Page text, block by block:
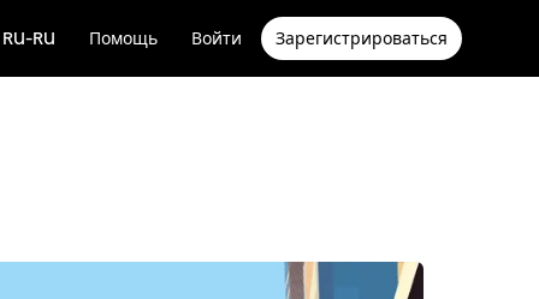
RU-RU Помощь Войти Зарегистрироваться